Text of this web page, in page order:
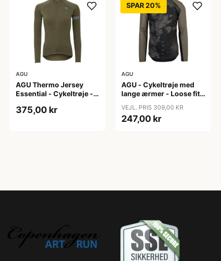
AGU
AGU Thermo Jersey
Essential - Cykeltrøje -
XXL
375,00 kr
SPAR 20%
AGU
AGU - Cykeltrøje med
lange ærmer - Loose fit -
VEJL. PRIS 309,00 KR
247,00 kr